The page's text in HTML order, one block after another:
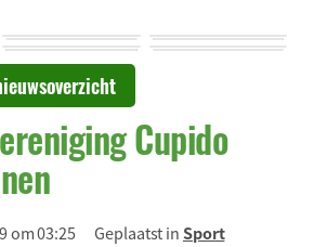
Cupido
om 03:25 Geplaatst inSport